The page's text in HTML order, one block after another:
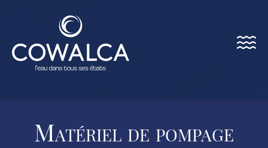
Menu
Matériel de pompage